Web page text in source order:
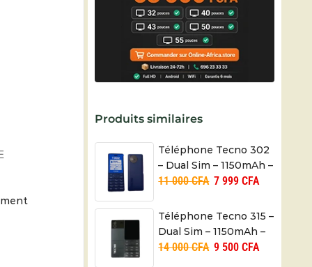
Produits similaires
Téléphone Tecno 302
– Dual Sim – 1150mAh –
Radio FM – 01 mois
11 000CFA 7 999CFA
Téléphone Tecno 315 –
Dual Sim – 1150mAh –
Radio FM – 01 mois
14 000CFA 9 500CFA